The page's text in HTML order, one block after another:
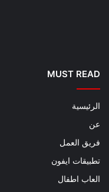
MUST READ
الرئيسية
عن
فريق العمل
تطبيقات ايفون
العاب اطفال